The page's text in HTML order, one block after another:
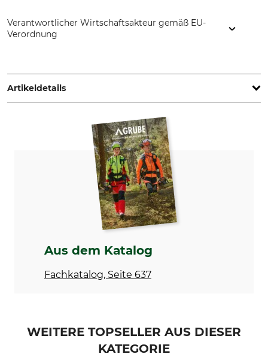
Verantwortlicher Wirtschaftsakteur gemäß EU-
Verordnung
www.husqvarnagroup.com
Artikeldetails
Produkttyp
Doppelschultergurt
Modellbezeichnung
Hersteller-Artikel-Nr.
536 25 34-01
Aus dem Katalog
Fachkatalog, Seite 637
WEITERE TOPSELLER AUS DIESER
KATEGORIE